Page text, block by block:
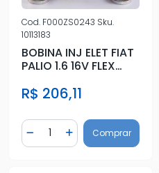
Cod. F000ZS0243 Sku.
10113183
BOBINA INJ ELET FIAT
PALIO 1.6 16V FLEX
R$ 206,11
Diminuir Quantidade
Quantidade
Adicionar Quantidade
Comprar